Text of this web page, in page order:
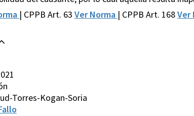
| CPPB Art. 63 Ver Norma | CPPB Art. 168Ver
Torres-Kogan-Soria